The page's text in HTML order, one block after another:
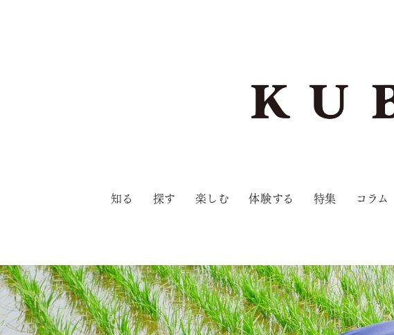
知る 探す 楽しむ 体験する 特集 コラム